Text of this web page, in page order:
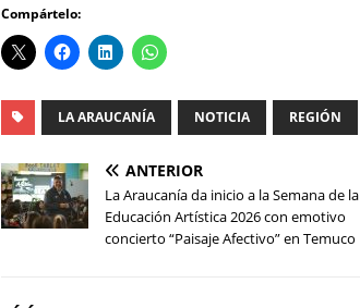
Compártelo:
LA ARAUCANÍA NOTICIA REGIÓN
ANTERIOR
La Araucanía da inicio a la Semana de la
Educación Artística 2026 con emotivo
concierto “Paisaje Afectivo” en Temuco